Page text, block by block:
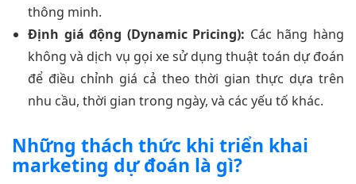
thông minh.
Định giá động (Dynamic Pricing): Các hãng hàng
không và dịch vụ gọi xe sử dụng thuật toán dự đoán
để điều chỉnh giá cả theo thời gian thực dựa trên
nhu cầu, thời gian trong ngày, và các yếu tố khác.
Những thách thức khi triển khai
marketing dự đoán là gì?